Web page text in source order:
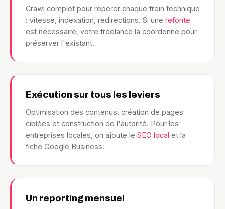
Crawl complet pour repérer chaque frein technique
: vitesse, indexation, redirections. Si une refonte
est nécessaire, votre freelance la coordonne pour
préserver l'existant.
Exécution sur tous les leviers
Optimisation des contenus, création de pages
ciblées et construction de l'autorité. Pour les
entreprises locales, on ajoute le SEO local et la
fiche Google Business.
Un reporting mensuel